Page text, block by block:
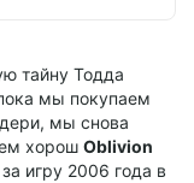
тайну Тодда
мы покупаем
мы снова
хорош Oblivion
игру 2006 года в